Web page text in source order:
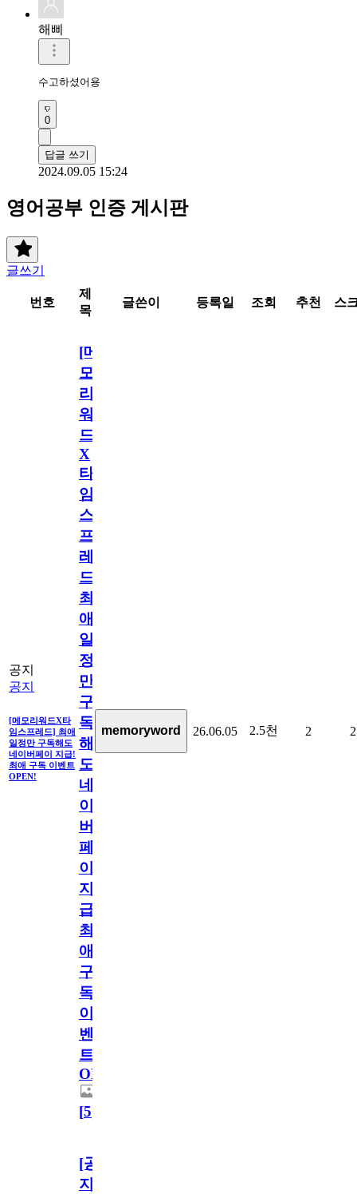
해삐
수고하셨어용
0
답글 쓰기
2024.09.05 15:24
영어공부 인증 게시판
글쓰기
번호
제
목
글쓴이 등록일 조회 추천 스
공지
공지
[메모리워드X타
임스프레드] 최애
일정만 구독해도
네이버페이 지급!
최애 구독 이벤트
OPEN!
[메
모
리
워
드
X
타
임
스
프
레
드]
최
애
일
정
만
구
독
해
도
네
이
버
페
이
지
급!
최
애
구
독
이
벤
트
OPEN!
[5]
memoryword 26.06.05 2.5천 2 2
[공
지]